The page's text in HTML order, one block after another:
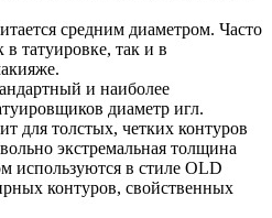
средним диаметром. Часто
в татуировке, так и в
и наиболее
диаметр игл.
для толстых, четких контуров
экстремальная толщина
используются в стиле OLD
контуров, свойственных